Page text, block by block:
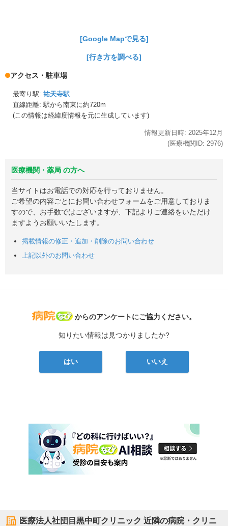
[Google Mapで見る]
[行き方を調べる]
アクセス・駐車場
最寄り駅: 祐天寺駅
直線距離: 駅から南東に約720m
(この情報は経緯度情報を元に生成しています)
情報更新日時: 2025年12月
(医療機関ID: 2976)
医療機関・薬局 の方へ
当サイトはお電話での対応を行っておりません。
ご希望の内容ごとにお問い合わせフォームをご用意しておりま
すので、お手数ではございますが、下記よりご連絡をいただけ
ますようお願いいたします。
掲載情報の修正・追加・削除のお問い合わせ
上記以外のお問い合わせ
病院なび
からのアンケートにご協力ください。
知りたい情報は見つかりましたか?
はい いいえ
医療法人社団目黒中町クリニック 近隣の病院・クリニ